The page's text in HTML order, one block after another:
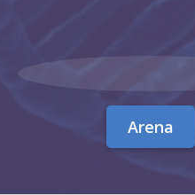
Arena